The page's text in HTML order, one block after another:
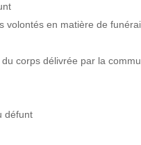
volontés en matière de
du corps délivrée par la
défunt